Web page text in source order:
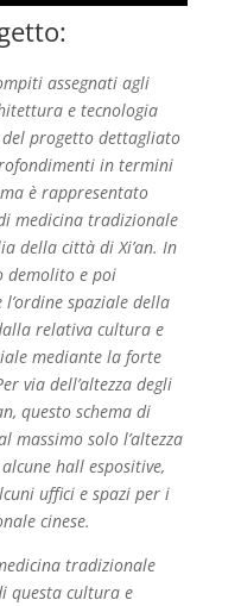
assegnati agli
e tecnologia
del progetto dettagliato
in termini
è rappresentato
medicina tradizionale
della città di Xi’an. In
demolito e poi
spaziale della
relativa cultura e
mediante la forte
via dell’altezza degli
questo schema di
massimo solo l’altezza
hall espositive,
uffici e spazi per i
cinese.
tradizionale
questa cultura e